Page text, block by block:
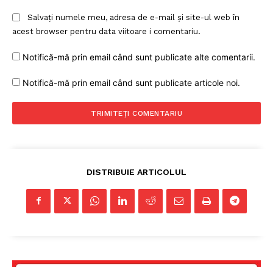
Salvați numele meu, adresa de e-mail și site-ul web în
acest browser pentru data viitoare i comentariu.
Notifică-mă prin email când sunt publicate alte comentarii.
Notifică-mă prin email când sunt publicate articole noi.
DISTRIBUIE ARTICOLUL